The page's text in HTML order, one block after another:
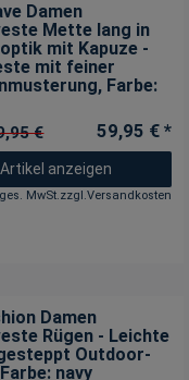
Damen
Mette lang in
mit Kapuze -
mit feiner
, Farbe:
€ 59,95 € *
Artikel anzeigen
MwSt.zzgl.Versandkosten
Damen
Rügen - Leichte
Outdoor-
navy